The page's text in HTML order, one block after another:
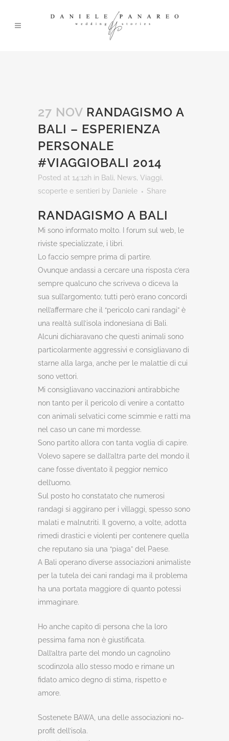
27 NOV RANDAGISMO A
BALI – ESPERIENZA
PERSONALE
#VIAGGIOBALI 2014
Posted at 14:12h in Bali, News, Viaggi,
scoperte e sentieri by Daniele Share
RANDAGISMO A BALI
Mi sono informato molto. I forum sul web, le
riviste specializzate, i libri.
Lo faccio sempre prima di partire.
Ovunque andassi a cercare una risposta c’era
sempre qualcuno che scriveva o diceva la
sua sull’argomento; tutti però erano concordi
nell’affermare che il “pericolo cani randagi” è
una realtà sull’isola indonesiana di Bali.
Alcuni dichiaravano che questi animali sono
particolarmente aggressivi e consigliavano di
starne alla larga, anche per le malattie di cui
sono vettori.
Mi consigliavano vaccinazioni antirabbiche
non tanto per il pericolo di venire a contatto
con animali selvatici come scimmie e ratti ma
nel caso un cane mi mordesse.
Sono partito allora con tanta voglia di capire.
Volevo sapere se dall’altra parte del mondo il
cane fosse diventato il peggior nemico
dell’uomo.
Sul posto ho constatato che numerosi
randagi si aggirano per i villaggi, spesso sono
malati e malnutriti. Il governo, a volte, adotta
rimedi drastici e violenti per contenere quella
che reputano sia una “piaga” del Paese.
A Bali operano diverse associazioni animaliste
per la tutela dei cani randagi ma il problema
ha una portata maggiore di quanto potessi
immaginare.
Ho anche capito di persona che la loro
pessima fama non è giustificata.
Dall’altra parte del mondo un cagnolino
scodinzola allo stesso modo e rimane un
fidato amico degno di stima, rispetto e
amore.
Sostenete BAWA, una delle associazioni no-
profit dell’isola.